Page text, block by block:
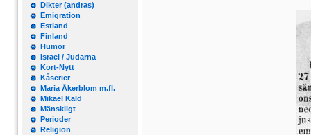
Dikter (andras)
Emigration
Estland
Finland
Humor
Israel / Judarna
Kort-Nytt
Kåserier
Maria Åkerblom m.fl.
Mikael Käld
Mänskligt
Perioder
Religion